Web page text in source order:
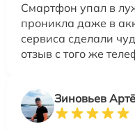
Смартфон упал в
проникла даже в
сервиса сделали
отзыв с того же
Зиновьев